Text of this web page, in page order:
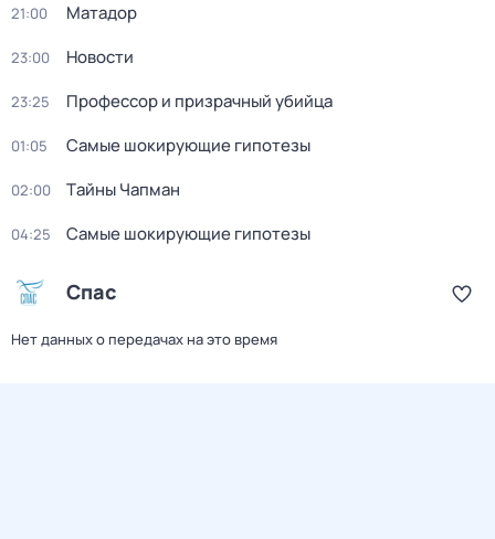
21:00 Матадор
23:00 Новости
23:25 Профессор и призрачный убийца
01:05 Самые шoкиpующие гипотезы
02:00 Тaйны Чапман
04:25 Самые шoкиpующие гипотезы
Спас
Нет данных о передачах на это время